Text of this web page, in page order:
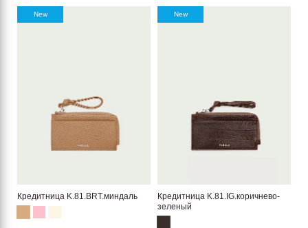
New
Кредитница K.81.BRT.миндаль
New
Кредитница K.81.IG.коричнево-
зеленый